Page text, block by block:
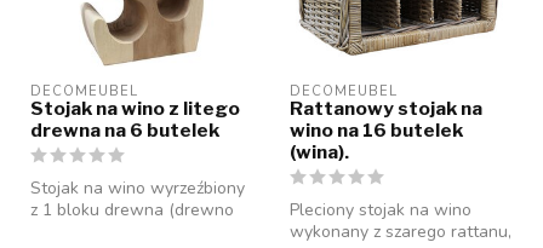
DECOMEUBEL
Stojak na wino z litego
drewna na 6 butelek
Stojak na wino wyrzeźbiony
z 1 bloku drewna (drewno
DECOMEUBEL
Rattanowy stojak na
wino na 16 butelek
(wina).
Pleciony stojak na wino
wykonany z szarego rattanu,